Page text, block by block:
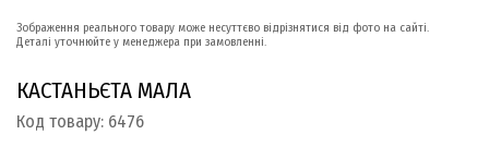
Зображення реального товару може несуттєво відрізнятися від фото на сайті.
Деталі уточнюйте у менеджера при замовленні.
КАСТАНЬЄТА МАЛА
Код товару: 6476